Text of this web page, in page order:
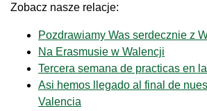
Zobacz nasze relacje:
Pozdrawiamy Was serdecznie z
Na Erasmusie w Walencji
Tercera semana de practicas en
Asi hemos llegado al final de
Valencia